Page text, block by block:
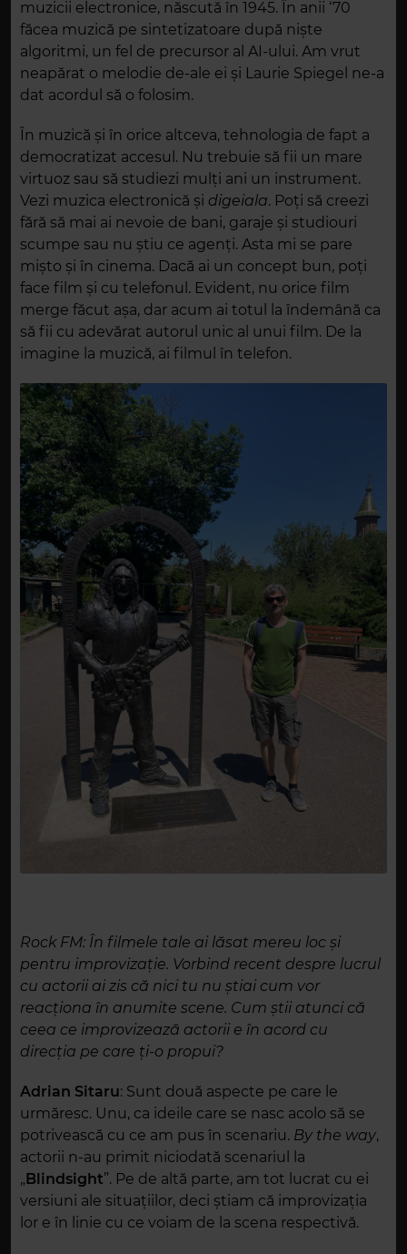
muzicii electronice, născută în 1945. În anii ‘70
făcea muzică pe sintetizatoare după niște
algoritmi, un fel de precursor al AI-ului. Am vrut
neapărat o melodie de-ale ei și Laurie Spiegel ne-a
dat acordul să o folosim.
În muzică și în orice altceva, tehnologia de fapt a
democratizat accesul. Nu trebuie să fii un mare
virtuoz sau să studiezi mulți ani un instrument.
Vezi muzica electronică și digeiala. Poți să creezi
fără să mai ai nevoie de bani, garaje și studiouri
scumpe sau nu știu ce agenți. Asta mi se pare
mișto și în cinema. Dacă ai un concept bun, poți
face film și cu telefonul . Evident, nu orice film
merge făcut așa, dar acum ai totul la îndemână ca
să fii cu adevărat autorul unic al unui film. De la
imagine la muzică, ai filmul în telefon.
Rock FM: În filmele tale ai lăsat mereu loc și
pentru improvizație. Vorbind recent despre lucrul
cu actorii ai zis că nici tu nu știai cum vor
reacționa în anumite scene. Cum știi atunci că
ceea ce improvizează actorii e în acord cu
direcția pe care ți-o propui?
Adrian Sitaru: Sunt două aspecte pe care le
urmăresc. Unu, ca ideile care se nasc acolo să se
potrivească cu ce am pus în scenariu. By the way,
actorii n-au primit niciodată scenariul la
„Blindsight”. Pe de altă parte, am tot lucrat cu ei
versiuni ale situațiilor, deci știam că improvizația
lor e în linie cu ce voiam de la scena respectivă.